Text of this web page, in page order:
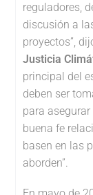
reguladores,
discusión a
proyectos”,
Justicia
principal del
deben ser
para
buena fe
basen en las
aborden”.